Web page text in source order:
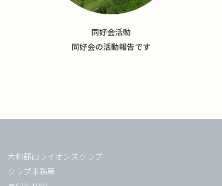
同好会活動
同好会の活動報告です
大和郡山ライオンズクラブ
クラブ事務局